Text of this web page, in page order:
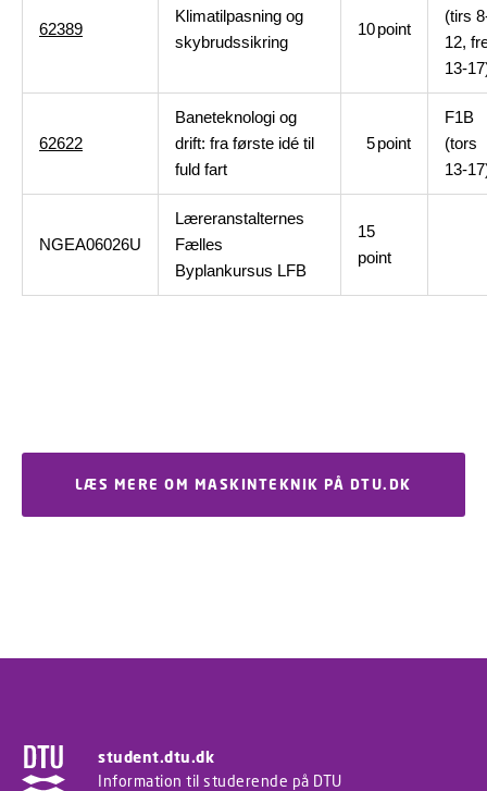
62389
Klimatilpasning og
skybrudssikring
10point
(tirs
12,
13-
62622
Baneteknologi og
drift: fra første idé til
fuld fart
5point
F1B
(tors
13-
NGEA06026U
Læreranstalternes
Fælles
Byplankursus LFB
15
point
LÆS MERE OM MASKINTEKNIK PÅ DTU.DK
student.dtu.dk
Information til studerende på DTU